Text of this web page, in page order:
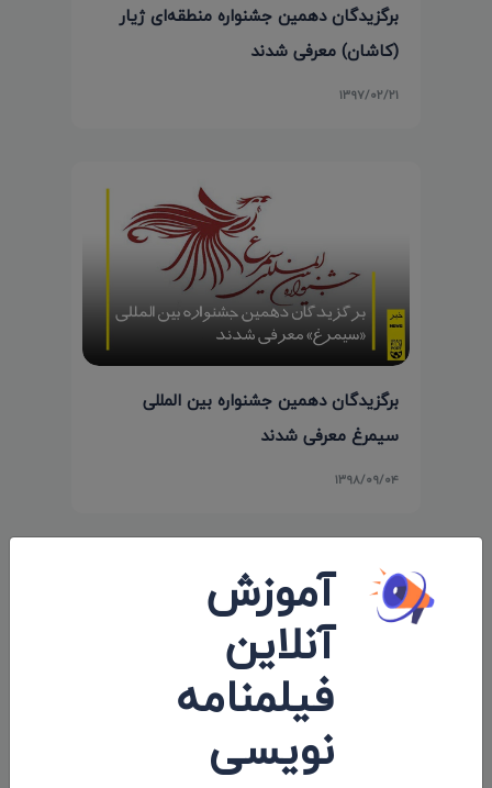
برگزیدگان دهمین جشنواره منطقه‌ای ژیار
(کاشان) معرفی شدند
۱۳۹۷/۰۲/۲۱
برگزیدگان دهمین جشنواره بین المللی
سیمرغ معرفی شدند
۱۳۹۸/۰۹/۰۴
نظرات 0
اولین کامنت و یا نظر را شما ثبت کنید.
آموزش
آنلاین
فیلمنامه
نویسی